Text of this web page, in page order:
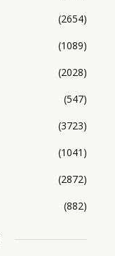
(2654)
(1089)
(2028)
(547)
(3723)
(1041)
(2872)
(882)